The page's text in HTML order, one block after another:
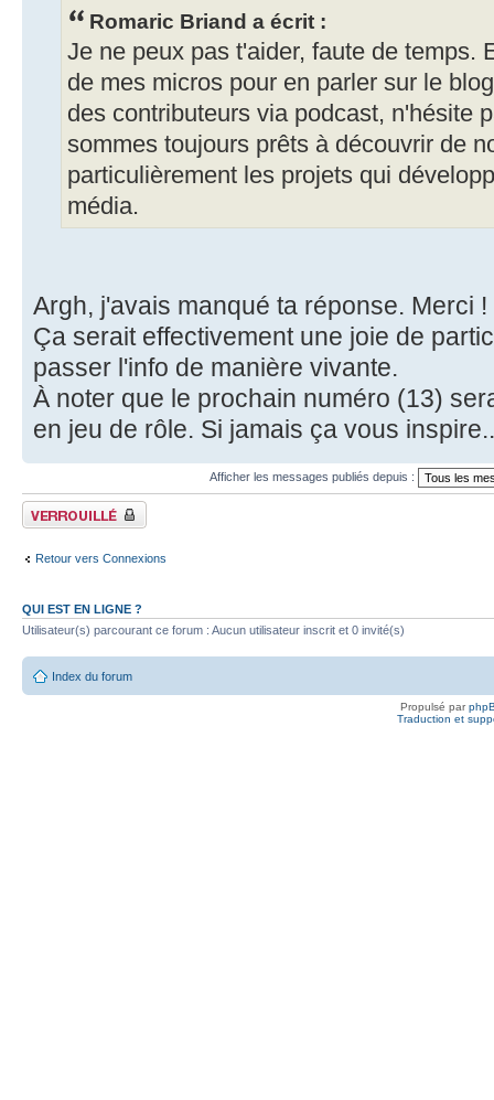
Romaric Briand a écrit :
Je ne peux pas t'aider, faute de temps.
de mes micros pour en parler sur le
des contributeurs via podcast, n'hésite
sommes toujours prêts à découvrir de
particulièrement les projets qui
média.
Argh, j'avais manqué ta réponse. Merci !
Ça serait effectivement une joie de
passer l'info de manière vivante.
À noter que le prochain numéro (13)
en jeu de rôle. Si jamais ça vous
Afficher les messages publiés depuis :
Fil verrouillé
Retour vers Connexions
QUI EST EN LIGNE ?
Utilisateur(s) parcourant ce forum : Aucun utilisateur inscrit et 0 invité(s)
Index du forum
Propulsé par
Traduction et